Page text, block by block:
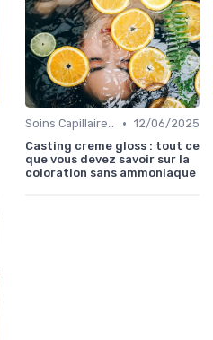
Soins Capillaires Bio • 12/06/2025
Casting creme gloss : tout ce
que vous devez savoir sur la
coloration sans ammoniaque